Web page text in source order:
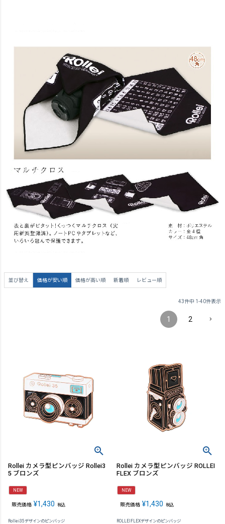
並び替え 価格が安い順 価格が高い順 新着順 レビュー順
43件中 1 -40件表示
1 2
Rollei カメラ型ピンバッジ Rollei3
5 ブロンズ
NEW
販売価格 ¥1,430 税込
Rollei35デザインのピンバッジ
Rollei カメラ型ピンバッジ ROLLEI
FLEX ブロンズ
NEW
販売価格 ¥1,430 税込
ROLLEIFLEXデザインのピンバッジ